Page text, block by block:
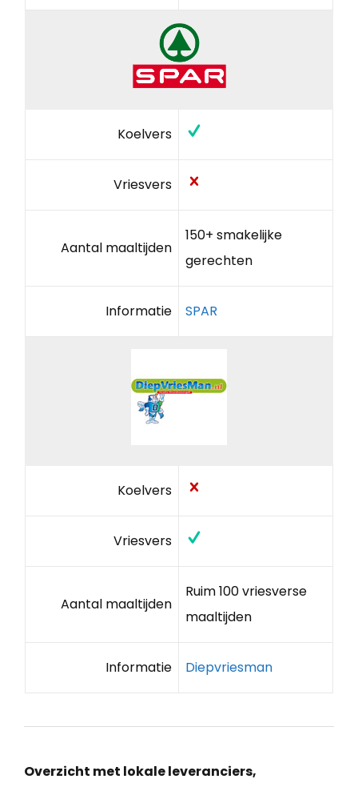
Koelvers
Vriesvers
Aantal maaltijden
150+ smakelijke
gerechten
Informatie SPAR
Koelvers
Vriesvers
Aantal maaltijden
Ruim 100 vriesverse
maaltijden
Informatie Diepvriesman
Overzicht met lokale leveranciers,